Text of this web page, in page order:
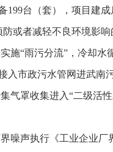
199台（套），项目建
防或者减轻不良环境影
施“雨污分流”，冷却
入市政污水管网进武南
气罩收集进入“二级活
噪声执行《工业企业厂